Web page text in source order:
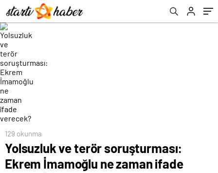
129 okunma
Yolsuzluk ve terör soruşturması:
Ekrem İmamoğlu ne zaman ifade